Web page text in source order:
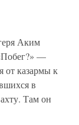
Аким
—
от казармы к
в
Там он